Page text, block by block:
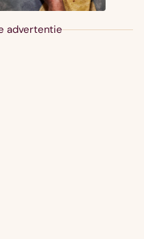
advertentie